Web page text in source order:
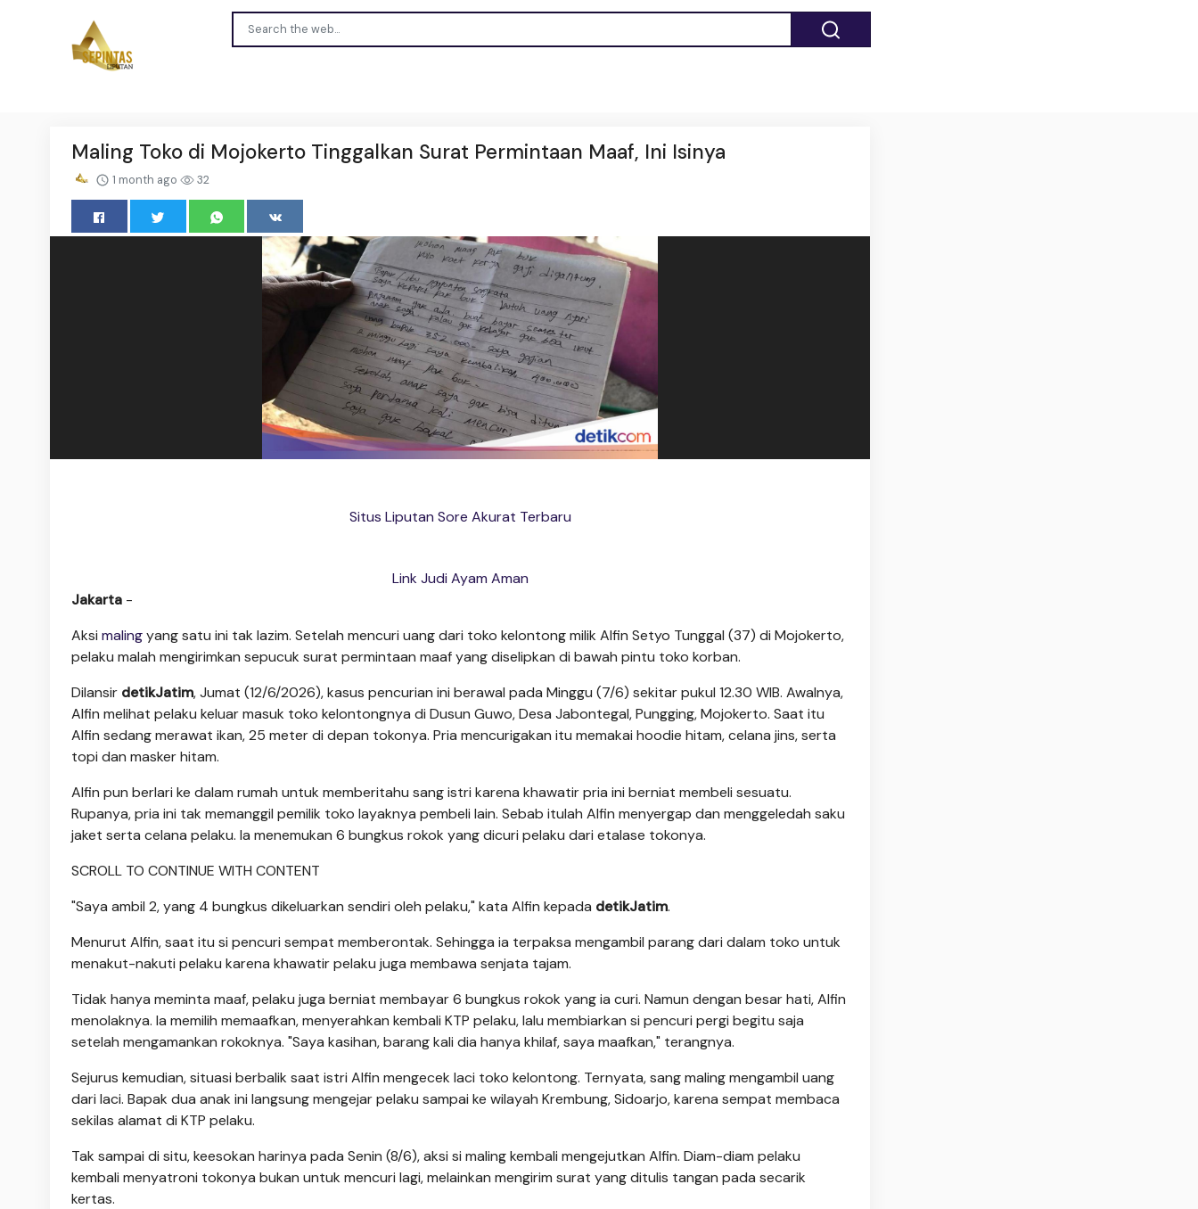
Maling Toko di Mojokerto Tinggalkan Surat Permintaan Maaf, Ini Isinya
1 month ago 32
Situs Liputan Sore Akurat Terbaru
Link Judi Ayam Aman
Jakarta -
Aksi malingyang satu ini tak lazim. Setelah mencuri uang dari toko kelontong milik Alfin Setyo Tunggal (37) di Mojokerto,
pelaku malah mengirimkan sepucuk surat permintaan maaf yang diselipkan di bawah pintu toko korban.
Dilansir detikJatim, Jumat (12/6/2026), kasus pencurian ini berawal pada Minggu (7/6) sekitar pukul 12.30 WIB. Awalnya,
Alfin melihat pelaku keluar masuk toko kelontongnya di Dusun Guwo, Desa Jabontegal, Pungging, Mojokerto. Saat itu
Alfin sedang merawat ikan, 25 meter di depan tokonya. Pria mencurigakan itu memakai hoodie hitam, celana jins, serta
topi dan masker hitam.
Alfin pun berlari ke dalam rumah untuk memberitahu sang istri karena khawatir pria ini berniat membeli sesuatu.
Rupanya, pria ini tak memanggil pemilik toko layaknya pembeli lain. Sebab itulah Alfin menyergap dan menggeledah saku
jaket serta celana pelaku. Ia menemukan 6 bungkus rokok yang dicuri pelaku dari etalase tokonya.
SCROLL TO CONTINUE WITH CONTENT
"Saya ambil 2, yang 4 bungkus dikeluarkan sendiri oleh pelaku," kata Alfin kepada detikJatim.
Menurut Alfin, saat itu si pencuri sempat memberontak. Sehingga ia terpaksa mengambil parang dari dalam toko untuk
menakut-nakuti pelaku karena khawatir pelaku juga membawa senjata tajam.
Tidak hanya meminta maaf, pelaku juga berniat membayar 6 bungkus rokok yang ia curi. Namun dengan besar hati, Alfin
menolaknya. Ia memilih memaafkan, menyerahkan kembali KTP pelaku, lalu membiarkan si pencuri pergi begitu saja
setelah mengamankan rokoknya. "Saya kasihan, barang kali dia hanya khilaf, saya maafkan," terangnya.
Sejurus kemudian, situasi berbalik saat istri Alfin mengecek laci toko kelontong. Ternyata, sang maling mengambil uang
dari laci. Bapak dua anak ini langsung mengejar pelaku sampai ke wilayah Krembung, Sidoarjo, karena sempat membaca
sekilas alamat di KTP pelaku.
Tak sampai di situ, keesokan harinya pada Senin (8/6), aksi si maling kembali mengejutkan Alfin. Diam-diam pelaku
kembali menyatroni tokonya bukan untuk mencuri lagi, melainkan mengirim surat yang ditulis tangan pada secarik
kertas.